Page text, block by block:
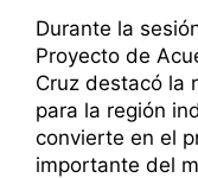
Durante la
Proyecto de
Cruz destacó la
para la región
convierte en el
importante del